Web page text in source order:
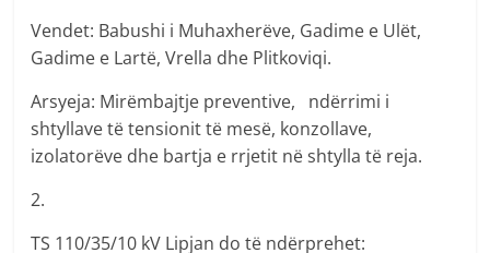
Vendet: Babushi i Muhaxherëve, Gadime e Ulët,
Gadime e Lartë, Vrella dhe Plitkoviqi.
Arsyeja: Mirëmbajtje preventive, ndërrimi i
shtyllave të tensionit të mesë, konzollave,
izolatorëve dhe bartja e rrjetit në shtylla të reja.
2.
TS 110/35/10 kV Lipjan do të ndërprehet: